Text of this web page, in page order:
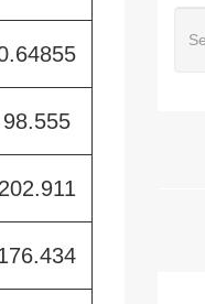
98.555
202.911